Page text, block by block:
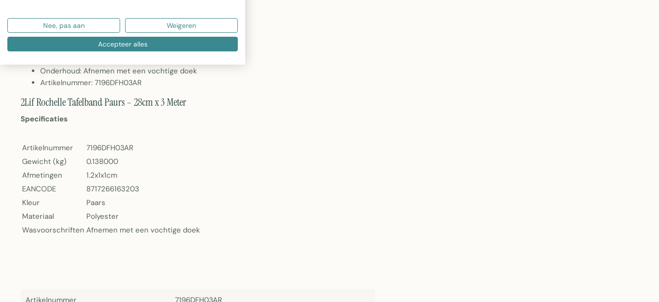
Lengte: 3 meter
Kleur: Paurs
Materiaal: Polyester
Onderhoud: Afnemen met een vochtige doek
Artikelnummer: 7196DFH03AR
2Lif Rochelle Tafelband Paurs – 28cm x 3 Meter
Specificaties
Artikelnummer
7196DFH03AR
Gewicht (kg)
0.138000
Afmetingen
1.2x1x1cm
EANCODE
8717266163203
Kleur
Paars
Materiaal
Polyester
Wasvoorschriften Afnemen met een vochtige doek
Artikelnummer 7196DFH03AR
Nee, pas aan Weigeren
Accepteer alles